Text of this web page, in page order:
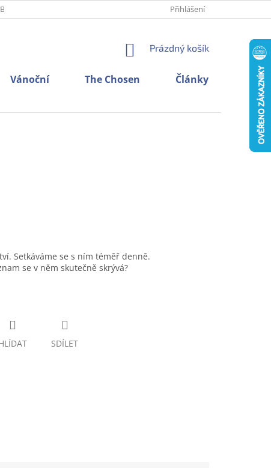
ÚDAJŮ Přihlášení
NÁKUPNÍ
Prázdný košík
Vánoční The Chosen Články
Setkáváme se s ním téměř denně.
se v něm skutečně skrývá?
SDÍLET